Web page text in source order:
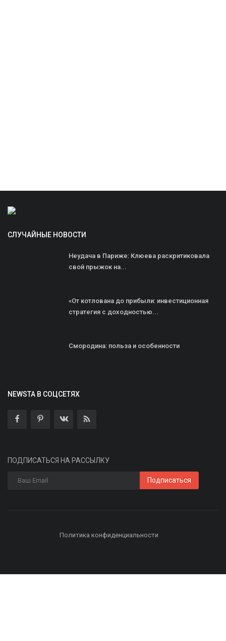
СЛУЧАЙНЫЕ НОВОСТИ
Неудача в Париже: Клюева раскритиковала
свой прыжок на...
«От котлована до прибыли: инвестиционная
стратегия с доходностью...
Смородина: польза и особенности
NEWSTA В СОЦСЕТЯХ
ПОДПИСАТЬСЯ НА РАССЫЛКУ
Подписаться
Политика конфиденциальности